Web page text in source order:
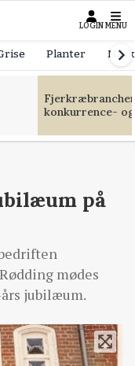
LOGIN MENU
Planter
konkurrence-
på
mødes
års jubilæum.